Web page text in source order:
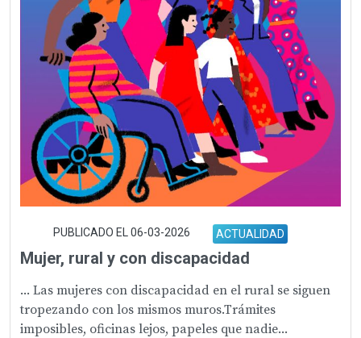
PUBLICADO EL 06-03-2026 ACTUALIDAD
Mujer, rural y con discapacidad
... Las mujeres con discapacidad en el rural se siguen
tropezando con los mismos muros.Trámites
imposibles, oficinas lejos, papeles que nadie...